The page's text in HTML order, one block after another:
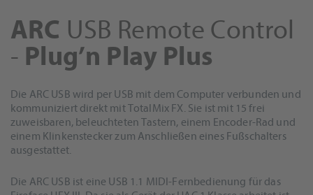
ARC USB Remote Control
- Plug’n Play Plus
Die ARC USB wird per USB mit dem Computer verbunden und
kommuniziert direkt mit TotalMix FX. Sie ist mit 15 frei
zuweisbaren, beleuchteten Tastern, einem Encoder-Rad und
einem Klinkenstecker zum Anschließen eines Fußschalters
ausgestattet.
Die ARC USB ist eine USB 1.1 MIDI-Fernbedienung für das